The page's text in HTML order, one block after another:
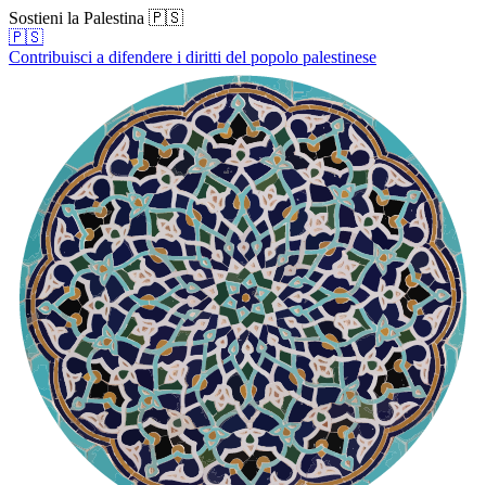
Sostieni la Palestina 🇵🇸
🇵🇸
Contribuisci a difendere i diritti del popolo palestinese